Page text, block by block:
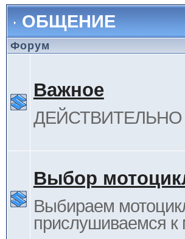
ОБЩЕНИЕ
Форум
Важное
ДЕЙСТВИТЕЛЬНО
Выбор
Выбираем
прислушиваемся